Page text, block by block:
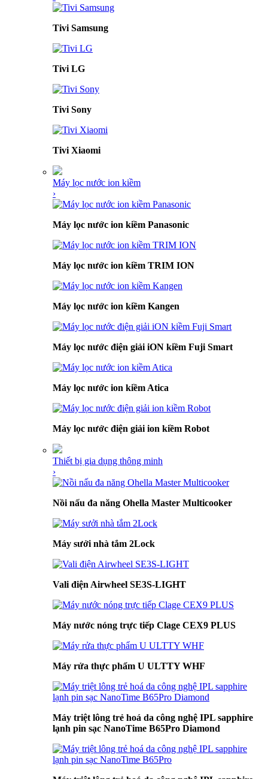
Tivi Samsung
Tivi LG
Tivi Sony
Tivi Xiaomi
Máy lọc nước ion kiềm
›
Máy lọc nước ion kiềm Panasonic
Máy lọc nước ion kiềm TRIM ION
Máy lọc nước ion kiềm Kangen
Máy lọc nước điện giải iON kiềm Fuji Smart
Máy lọc nước ion kiềm Atica
Máy lọc nước điện giải ion kiềm Robot
Thiết bị gia dụng thông minh
›
Nồi nấu đa năng Ohella Master Multicooker
Máy sưởi nhà tắm 2Lock
Vali điện Airwheel SE3S-LIGHT
Máy nước nóng trực tiếp Clage CEX9 PLUS
Máy rửa thực phẩm U ULTTY WHF
Máy triệt lông trẻ hoá da công nghệ IPL sapphire
lạnh pin sạc NanoTime B65Pro Diamond